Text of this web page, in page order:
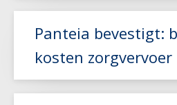
Lees meer
Panteia bevestigt:
kosten